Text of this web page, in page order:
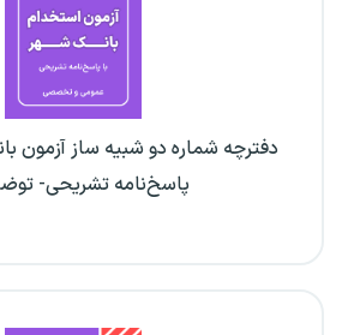
دفترچه شماره دو شبیه ساز آزمون
پاسخ‌نامه تشریحی-